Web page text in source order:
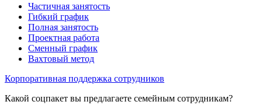
Частичная занятость
Гибкий график
Полная занятость
Проектная работа
Сменный график
Вахтовый метод
Корпоративная поддержка сотрудников
Какой соцпакет вы предлагаете семейным сотрудникам?